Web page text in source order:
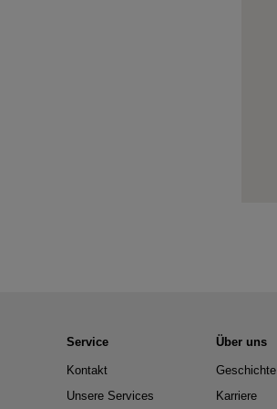
Service
Kontakt
Unsere Services
Über uns
Geschichte
Karriere